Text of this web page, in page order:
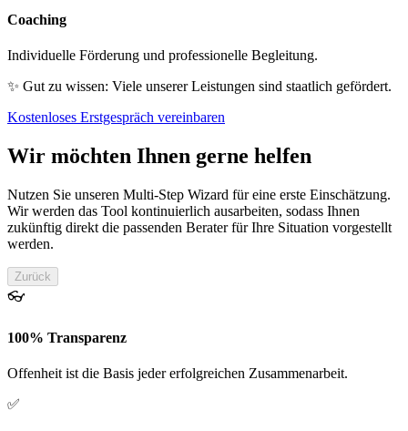
Coaching
Individuelle Förderung und professionelle Begleitung.
✨ Gut zu wissen: Viele unserer Leistungen sind staatlich gefördert.
Kostenloses Erstgespräch vereinbaren
Wir möchten Ihnen gerne helfen
Nutzen Sie unseren Multi-Step Wizard für eine erste Einschätzung.
Wir werden das Tool kontinuierlich ausarbeiten, sodass Ihnen
zukünftig direkt die passenden Berater für Ihre Situation vorgestellt
werden.
Zurück
👓
100% Transparenz
Offenheit ist die Basis jeder erfolgreichen Zusammenarbeit.
✅